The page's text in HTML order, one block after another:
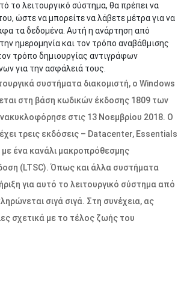
το λειτουργικό σύστημα, θα πρέπει να
ώστε να μπορείτε να λάβετε μέτρα για να
τα δεδομένα. Αυτή η ανάρτηση από
ημερομηνία και τον τρόπο αναβάθμισης
τρόπο δημιουργίας αντιγράφων
για την ασφάλειά τους.
συστήματα διακομιστή, ο Windows
στη βάση κωδικών έκδοσης 1809 των
στις 13 Νοεμβρίου 2018. Ο
τρεις εκδόσεις – Datacenter, Essentials
με ένα κανάλι μακροπρόθεσμης
(LTSC). Όπως και άλλα συστήματα
για αυτό το λειτουργικό σύστημα από
σιγά σιγά. Στη συνέχεια, ας
σχετικά με το τέλος ζωής του